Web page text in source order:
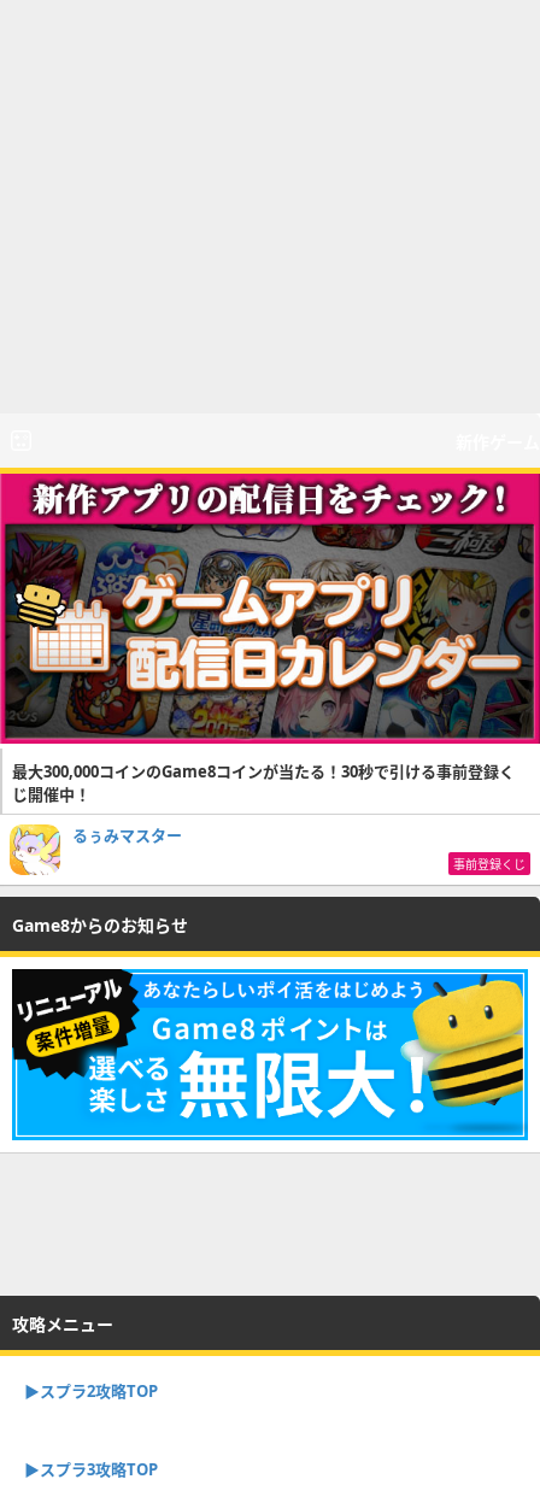
最大300,000コインのGame8コインが当たる！30秒で引ける事前登録く
じ開催中！
るぅみマスター
事前登録くじ
Game8からのお知らせ
攻略メニュー
▶︎スプラ2攻略TOP
▶︎スプラ3攻略TOP